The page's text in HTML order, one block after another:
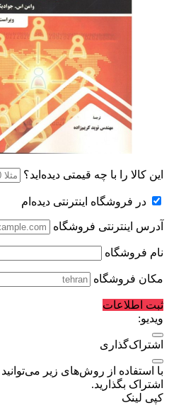
این کالا را با چه قیمتی دیده‌اید؟
در فروشگاه اینترنتی دیده‌ام
آدرس اینترنتی فروشگاه
نام فروشگاه
مکان فروشگاه
ثبت اطلاعات
ویدیو:
اشتراک‌گذاری
با استفاده از روش‌های زیر
اشتراک بگذارید.
کپی لینک